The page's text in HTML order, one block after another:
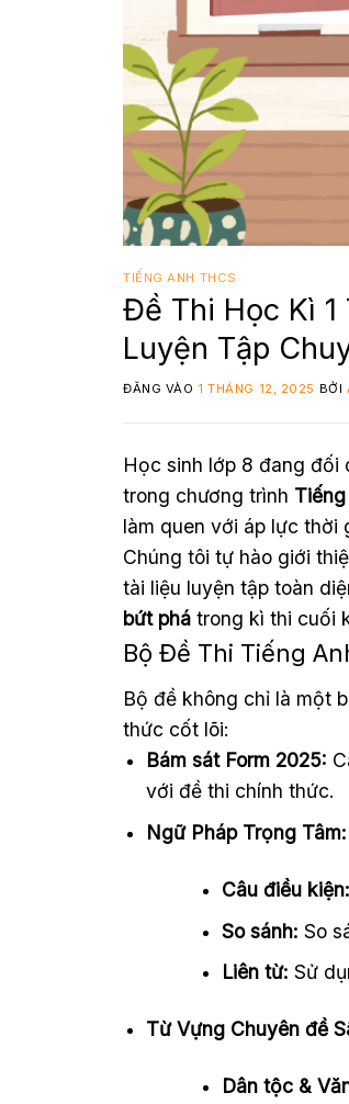
TIẾNG ANH THCS
Đề Thi Học Kì
Luyện Tập
ĐĂNG VÀO 1 THÁNG 12, 2025 BỞI
Học sinh lớp 8 đang đối
trong chương trình
làm quen với áp lực thời
Chúng tôi tự hào giới
tài liệu luyện tập toàn
bứt phá trong kì thi cuối
Bộ Đề Thi Tiếng
Bộ đề không chỉ là một
thức cốt lõi:
Bám sát Form 2025:
với đề thi chính thức.
Ngữ Pháp Trọng Tâm:
Câu điều kiện:
So sánh: So
Liên từ: Sử
Từ Vựng Chuyên đề
Dân tộc &